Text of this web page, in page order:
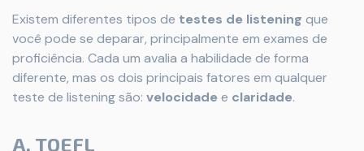
Existem diferentes tipos de testes de listening que
você pode se deparar, principalmente em exames de
proficiência. Cada um avalia a habilidade de forma
diferente, mas os dois principais fatores em qualquer
teste de listening são: velocidade e claridade.
A. TOEFL